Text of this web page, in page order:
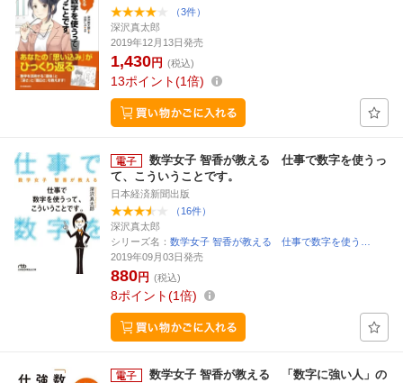
（3件）
深沢真太郎
2019年12月13日発売
1,430円 (税込)
13ポイント 1倍
数学女子 智香が教える 仕事で数字を使うっ
て、こういうことです。
日本経済新聞出版
（16件）
深沢真太郎
シリーズ名： 数学女子 智香が教える 仕事で数字を使う…
2019年09月03日発売
880円 (税込)
8ポイント 1倍
数学女子 智香が教える 「数字に強い人」の